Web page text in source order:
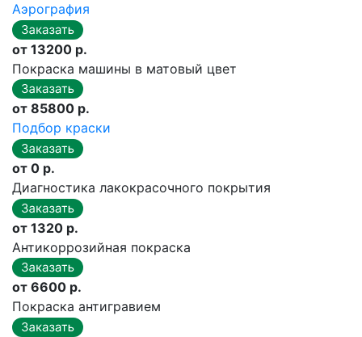
Аэрография
от 13200 р.
Покраска машины в матовый цвет
от 85800 р.
Подбор краски
от 0 р.
Диагностика лакокрасочного покрытия
от 1320 р.
Антикоррозийная покраска
от 6600 р.
Покраска антигравием